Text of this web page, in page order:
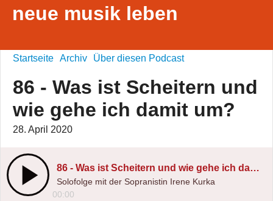
neue musik leben
Startseite Archiv Über diesen Podcast
86 - Was ist Scheitern und
wie gehe ich damit um?
28. April 2020
86 - Was ist Scheitern und wie gehe ich damit um?
Solofolge mit der Sopranistin Irene Kurka
00:00